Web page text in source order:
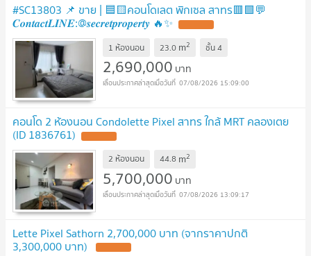
#SC13803 📌 ขาย | 🟦🟨คอนโดเลต พิกเซล สาทร🟥🟩💬
𝑪𝒐𝒏𝒕𝒂𝒄𝒕𝑳𝑰𝑵𝑬:@𝒔𝒆𝒄𝒓𝒆𝒕𝒑𝒓𝒐𝒑𝒆𝒓𝒕𝒚 🔥✨
1 ห้องนอน 23.0 m2 ชั้น4
2,690,000 บาท
07/08/2026 15:09:00
คอนโด 2 ห้องนอน Condolette Pixel สาทร ใกล้ MRT คลองเตย
(ID 1836761)
2 ห้องนอน 44.8 m2
5,700,000 บาท
07/08/2026 13:09:17
Lette Pixel Sathorn 2,700,000 บาท (จากราคาปกติ
3,300,000 บาท)